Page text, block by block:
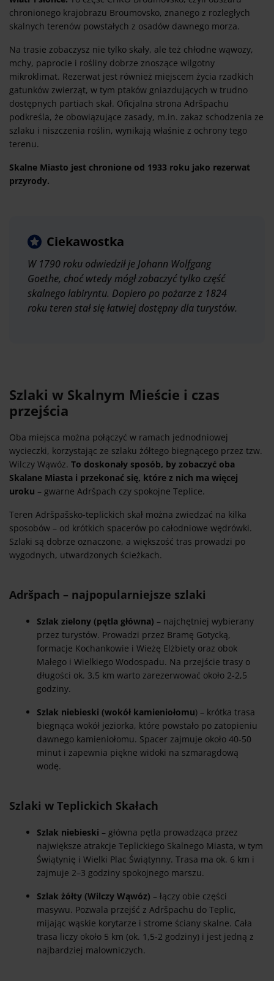
chronionego krajobrazu Broumovsko, znanego z rozległych
skalnych terenów powstałych z osadów dawnego morza.
Na trasie zobaczysz nie tylko skały, ale też chłodne wąwozy,
mchy, paprocie i rośliny dobrze znoszące wilgotny
mikroklimat. Rezerwat jest również miejscem życia rzadkich
gatunków zwierząt, w tym ptaków gniazdujących w trudno
dostępnych partiach skał. Oficjalna strona Adršpachu
podkreśla, że obowiązujące zasady, m.in. zakaz schodzenia ze
szlaku i niszczenia roślin, wynikają właśnie z ochrony tego
terenu.
Skalne Miasto jest chronione od 1933 roku jako rezerwat
przyrody.
Ciekawostka
W 1790 roku odwiedził je Johann Wolfgang
Goethe, choć wtedy mógł zobaczyć tylko część
skalnego labiryntu. Dopiero po pożarze z 1824
roku teren stał się łatwiej dostępny dla turystów.
Szlaki w Skalnym Mieście i czas
przejścia
Oba miejsca można połączyć w ramach jednodniowej
wycieczki, korzystając ze szlaku żółtego biegnącego przez tzw.
Wilczy Wąwóz. To doskonały sposób, by zobaczyć oba
Skalane Miasta i przekonać się, które z nich ma więcej
uroku – gwarne Adršpach czy spokojne Teplice.
Teren Adršpašsko-teplickich skał można zwiedzać na kilka
sposobów – od krótkich spacerów po całodniowe wędrówki.
Szlaki są dobrze oznaczone, a większość tras prowadzi po
wygodnych, utwardzonych ścieżkach.
Adršpach – najpopularniejsze szlaki
Szlak zielony (pętla główna) – najchętniej wybierany
przez turystów. Prowadzi przez Bramę Gotycką,
formacje Kochankowie i Wieżę Elżbiety oraz obok
Małego i Wielkiego Wodospadu. Na przejście trasy o
długości ok. 3,5 km warto zarezerwować około 2-2,5
godziny.
Szlak niebieski (wokół kamieniołomu) – krótka trasa
biegnąca wokół jeziorka, które powstało po zatopieniu
dawnego kamieniołomu. Spacer zajmuje około 40-50
minut i zapewnia piękne widoki na szmaragdową
wodę.
Szlaki w Teplickich Skałach
Szlak niebieski – główna pętla prowadząca przez
największe atrakcje Teplickiego Skalnego Miasta, w tym
Świątynię i Wielki Plac Świątynny. Trasa ma ok. 6 km i
zajmuje 2–3 godziny spokojnego marszu.
Szlak żółty (Wilczy Wąwóz) – łączy obie części
masywu. Pozwala przejść z Adršpachu do Teplic,
mijając wąskie korytarze i strome ściany skalne. Cała
trasa liczy około 5 km (ok. 1,5-2 godziny) i jest jedną z
najbardziej malowniczych.